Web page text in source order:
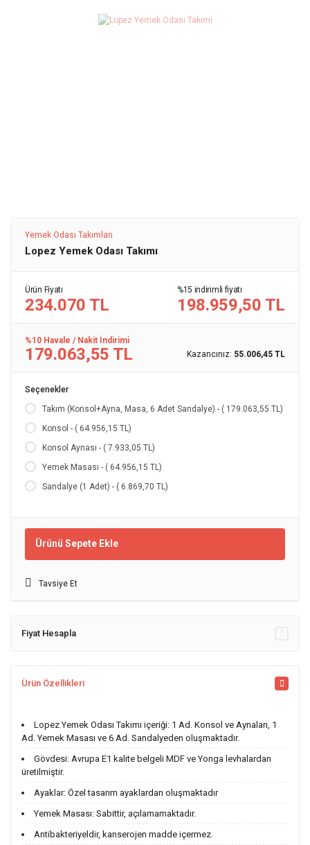
Yemek Odası Takımları
Lopez Yemek Odası Takımı
Ürün Fiyatı
234.070 TL
%15 indirimli fiyatı
198.959,50 TL
%10 Havale / Nakit İndirimi
179.063,55 TL Kazancınız: 55.006,45 TL
Seçenekler
Takım (Konsol+Ayna, Masa, 6 Adet Sandalye) - ( 179.063,55 TL)
Konsol - ( 64.956,15 TL)
Konsol Aynası - ( 7.933,05 TL)
Yemek Masası - ( 64.956,15 TL)
Sandalye (1 Adet) - ( 6.869,70 TL)
Ürünü Sepete Ekle
Tavsiye Et
Fiyat Hesapla
Ürün Özellikleri
Lopez Yemek Odası Takımı içeriği: 1 Ad. Konsol ve Aynaları, 1
Ad. Yemek Masası ve 6 Ad. Sandalyeden oluşmaktadır.
Gövdesi: Avrupa E1 kalite belgeli MDF ve Yonga levhalardan
üretilmiştir.
Ayaklar: Özel tasarım ayaklardan oluşmaktadır
Yemek Masası: Sabittir, açılamamaktadır.
Antibakteriyeldir, kanserojen madde içermez.